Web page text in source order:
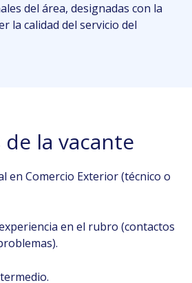
del área, designadas con la
la calidad del servicio del
de la vacante
en Comercio Exterior (técnico o
en el rubro (contactos